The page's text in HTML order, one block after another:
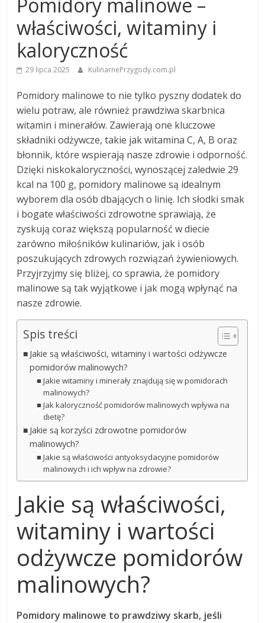
Pomidory malinowe –
właściwości, witaminy i
kaloryczność
29 lipca 2025 KulinarnePrzygody.com.pl
Pomidory malinowe to nie tylko pyszny dodatek do
wielu potraw, ale również prawdziwa skarbnica
witamin i minerałów. Zawierają one kluczowe
składniki odżywcze, takie jak witamina C, A, B oraz
błonnik, które wspierają nasze zdrowie i odporność.
Dzięki niskokaloryczności, wynoszącej zaledwie 29
kcal na 100 g, pomidory malinowe są idealnym
wyborem dla osób dbających o linię. Ich słodki smak
i bogate właściwości zdrowotne sprawiają, że
zyskują coraz większą popularność w diecie
zarówno miłośników kulinariów, jak i osób
poszukujących zdrowych rozwiązań żywieniowych.
Przyjrzyjmy się bliżej, co sprawia, że pomidory
malinowe są tak wyjątkowe i jak mogą wpłynąć na
nasze zdrowie.
Spis treści
Jakie są właściwości, witaminy i wartości odżywcze
pomidorów malinowych?
Jakie witaminy i minerały znajdują się w pomidorach
malinowych?
Jak kaloryczność pomidorów malinowych wpływa na
dietę?
Jakie są korzyści zdrowotne pomidorów
malinowych?
Jakie są właściwości antyoksydacyjne pomidorów
malinowych i ich wpływ na zdrowie?
Jakie są właściwości,
witaminy i wartości
odżywcze pomidorów
malinowych?
Pomidory malinowe to prawdziwy skarb, jeśli